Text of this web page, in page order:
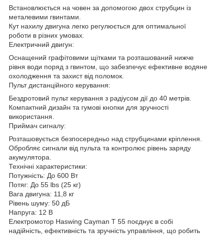
Встановлюється на човен за допомогою двох струбцин із
металевими гвинтами.
Кут нахилу двигуна легко регулюється для оптимальної
роботи в різних умовах.
Електричний двигун:
Оснащений графітовими щітками та розташований нижче
рівня води поряд з гвинтом, що забезпечує ефективне водяне
охолодження та захист від поломок.
Пульт дистанційного керування:
Бездротовий пульт керування з радіусом дії до 40 метрів.
Компактний дизайн та гумові кнопки для зручності
використання.
Приймач сигналу:
Розташовується безпосередньо над струбцинами кріплення.
Обробляє сигнали від пульта та контролює рівень заряду
акумулятора.
Технічні характеристики:
Потужність: До 600 Вт
Потяг: До 55 lbs (25 кг)
Вага двигуна: 11,8 кг
Рівень шуму: 50 дБ
Напруга: 12 В
Електромотор Haswing Cayman T 55 поєднує в собі
надійність, ефективність та зручність управління, що робить